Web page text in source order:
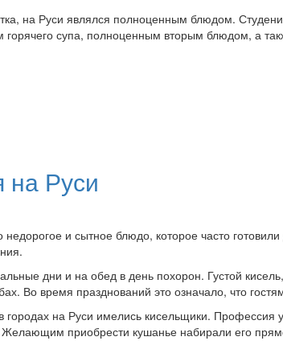
на Руси являлся полноценным блюдом.
супа, полноценным вторым блюдом, а
на Руси
и сытное блюдо, которое часто
дни и на обед в день похорон. Густой
Во время празднований это означало, что
на Руси имелись кисельщики.
Желающим приобрести кушанье набирали его